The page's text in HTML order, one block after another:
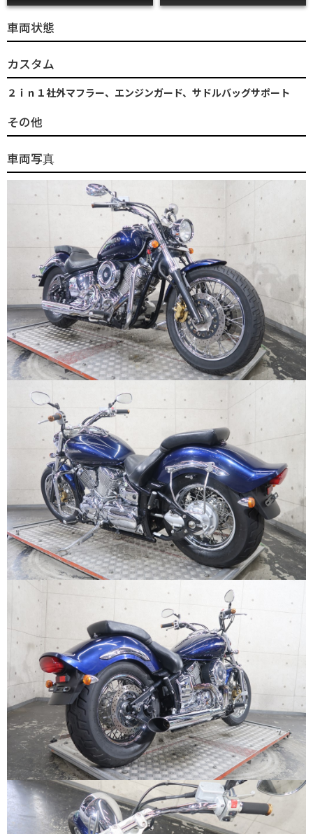
車両状態
カスタム
２ｉｎ１社外マフラー、エンジンガード、サドルバッグサポート
その他
車両写真